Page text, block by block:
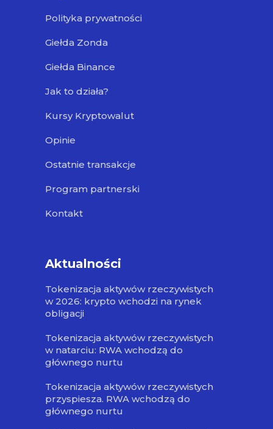
Polityka prywatności
Giełda Zonda
Giełda Binance
Jak to działa?
Kursy Kryptowalut
Opinie
Ostatnie transakcje
Program partnerski
Kontakt
Aktualności
Tokenizacja aktywów rzeczywistych
w 2026: krypto wchodzi na rynek
obligacji
Tokenizacja aktywów rzeczywistych
w natarciu: RWA wchodzą do
głównego nurtu
Tokenizacja aktywów rzeczywistych
przyspiesza. RWA wchodzą do
głównego nurtu